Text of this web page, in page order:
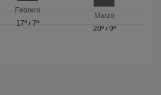
Febrero
17º / 7º
Marzo
20º/ 9º